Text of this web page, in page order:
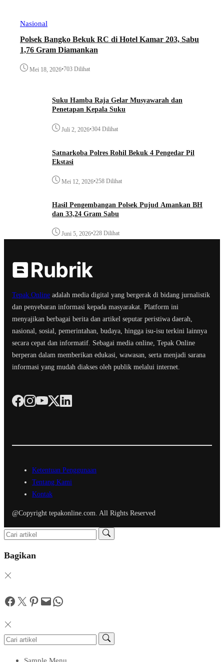
Nasional
Polsek Bangko Bekuk RC di Hotel Kamar 203, Sabu
1,76 Gram Diamankan
Mei 18, 2026•703 Dilihat
Suku Hamba Raja Gelar Musyawarah dan
Penetapan Kepala Suku
Juli 2, 2026•304 Dilihat
Satnarkoba Polres Rohil Bekuk 4 Pengedar Pil
Ekstasi
Mei 12, 2026•258 Dilihat
Hasil Pengembangan Polsek Pujud Amankan BH
dan 33,24 Gram Sabu
Juni 5, 2026•228 Dilihat
Tepak Online adalah media digital yang bergerak di bidang jurnalistik
dan penyebaran informasi kepada masyarakat. Platform ini
menyajikan berbagai berita dan artikel seputar peristiwa daerah,
nasional, sosial, pemerintahan, budaya, hingga isu-isu terkini lainnya
secara cepat dan informatif. Sebagai media online, Tepak Online
berperan dalam memberikan edukasi, wawasan, serta menjadi sarana
informasi yang mudah diakses oleh publik melalui internet.
Ketentuan Penggunaan
Tentang Kami
Kontak
@Copyright tepakonline.com. All Rights Reserved
Bagikan
Facebook
Twitter
Pinterest
MailWhatsApp
Sample Menu